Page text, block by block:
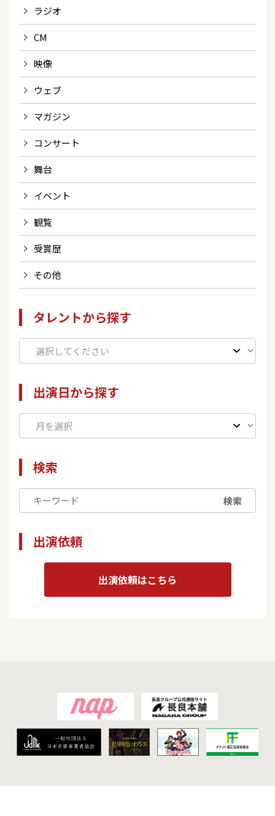
ラジオ
CM
映像
ウェブ
マガジン
コンサート
舞台
イベント
観覧
受賞歴
その他
タレントから探す
出演日から探す
検索
検索
出演依頼
出演依頼はこちら